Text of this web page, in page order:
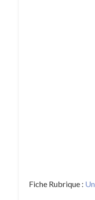
Fiche Rubrique :